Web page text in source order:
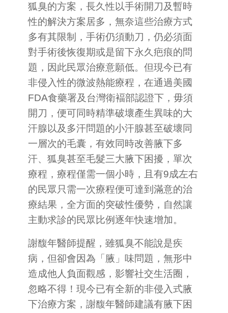
狐臭的方案，長久性以手術開刀及暫時
性的解決方案居多，無奈這些治療方式
多有其限制，手術仍須動刀，仍必須面
對手術後恢復期或是留下永久疤痕的問
題，因此民眾治療意願低。但現今已有
非侵入性的微波熱能療程，在通過美國
FDA食藥署及台灣衛褔部認證下，毋須
開刀，便可同時精準破壞產生異味的大
汗腺以及多汗問題的小汗腺甚至破壞同
一層次的毛囊，有效同時改善腋下多
汗、狐臭甚至毛髮三大腋下困擾，單次
療程，療程僅需一個小時，且有9成左右
的民眾只需一次療程便可達到滿意的治
療結果，全方面的突破性優勢，自然讓
主動求診的民眾比例逐年快速增加。
謝馥年醫師提醒，雖狐臭不能說是疾
病，但卻會因為「腋」味問題，無形中
造成他人負面觀感，影響社交生活圈，
忽略不得！現今已有全新的非侵入式腋
下治療方案，謝馥年醫師建議有腋下困